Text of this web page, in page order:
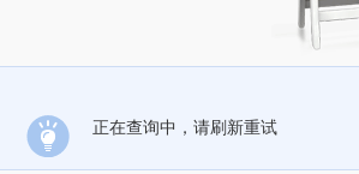
正在查询中，请刷新重试